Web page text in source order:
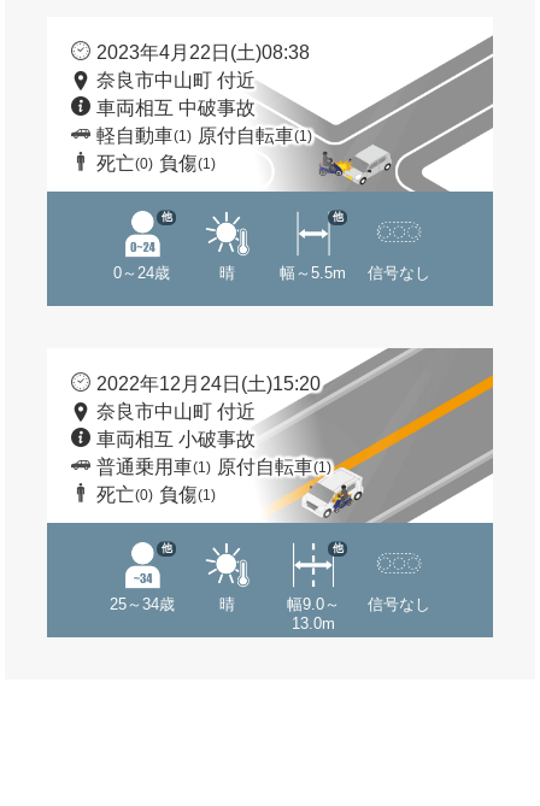
2023年4月22日(土)08:38
奈良市中山町 付近
車両相互 中破事故
軽自動車(1) 原付自転車(1)
死亡(0) 負傷(1)
0～24歳
他
晴 幅～5.5m
他
信号なし
2022年12月24日(土)15:20
奈良市中山町 付近
車両相互 小破事故
普通乗用車(1) 原付自転車(1)
死亡(0) 負傷(1)
25～34歳
他
晴
幅9.0～
13.0m
他
信号なし